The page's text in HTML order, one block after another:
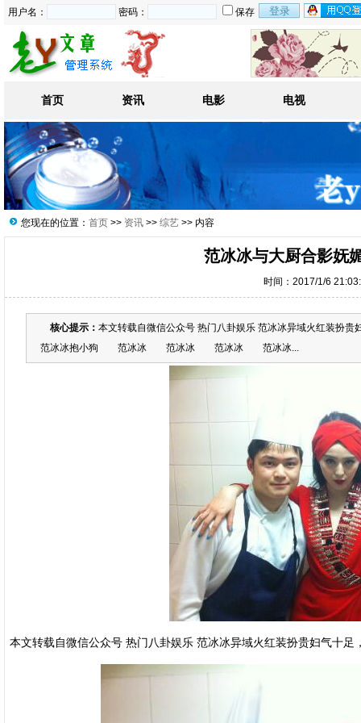
用户名： 密码： 保存
首页 资讯 电影 电视
您现在的位置： 首页 >> 资讯 >> 综艺 >> 内容
范冰冰与大厨合影妩
时间：2017/1/6
核心提示： 本文转载自微信公众号 热门八卦娱乐 范冰冰异域火红装
范冰冰抱小狗 范冰冰 范冰冰 范冰冰 范冰冰...
本文转载自微信公众号 热门八卦娱乐 范冰冰异域火红装扮贵妇气十